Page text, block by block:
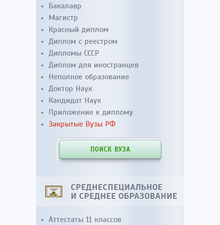
Бакалавр
Магистр
Красный диплом
Диплом с реестром
Дипломы СССР
Диплом для иностранцев
Неполное образование
Доктор Наук
Кандидат Наук
Приложение к диплому
Закрытые Вузы РФ
ПОИСК ВУЗА
СРЕДНЕСПЕЦИАЛЬНОЕ
И СРЕДНЕЕ ОБРАЗОВАНИЕ
Аттестаты 11 классов